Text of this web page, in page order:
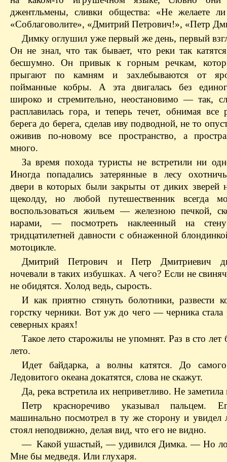
джентльмены, сливки общества: «Не желаете
«Соблаговолите», «Дмитрий Петрович!», «Петр
Димку оглушил уже первый же день, первый
Он не знал, что так бывает, что реки так
бесшумно. Он привык к горным речкам,
прыгают по камням и захлебываются от
пойманные кобры. А эта двигалась без
широко и стремительно, неостановимо — так,
расплавилась гора, и теперь течет, обнимая
берега до берега, сделав иву подводной, не то
оживив по-новому все пространство, а
много.
За время похода туристы не встретили ни
Иногда попадались затерянные в лесу
двери в которых были закрыты от диких
щеколду, но любой путешественник всегда
воспользоваться жильем — железною печкой,
нарами, — посмотреть наклеенный на стену
тридцатилетней давности с обнаженной
мотоцикле.
Дмитрий Петрович и Петр Дмитриевич
ночевали в таких избушках. А чего? Если не
не обидятся. Холод ведь, сырость.
И как приятно стянуть болотники, развести
горстку черники. Вот уж до чего — черника стала
северных краях!
Такое лето старожилы не упомнят. Раз в сто лет
лето.
Идет байдарка, а волны катятся. До
Ледовитого океана докатятся, слова не скажут.
Да, река встретила их неприветливо. Не заметила
Петр красноречиво указывал пальцем.
машинально посмотрел в ту же сторону и увидел
стоял неподвижно, делая вид, что его не видно.
— Какой ушастый, — удивился Димка. — Но
Мне бы медведя. Или глухаря.